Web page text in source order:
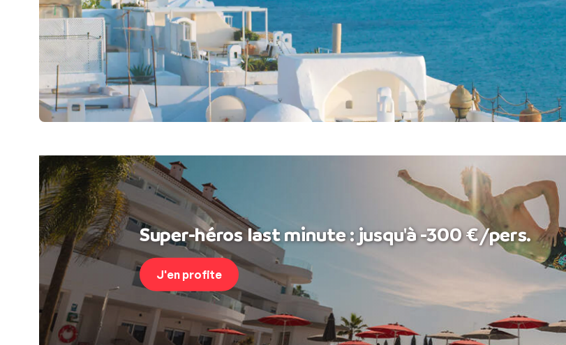
Super-héros last minute : jusqu'à -300 €/pers.
J'en profite